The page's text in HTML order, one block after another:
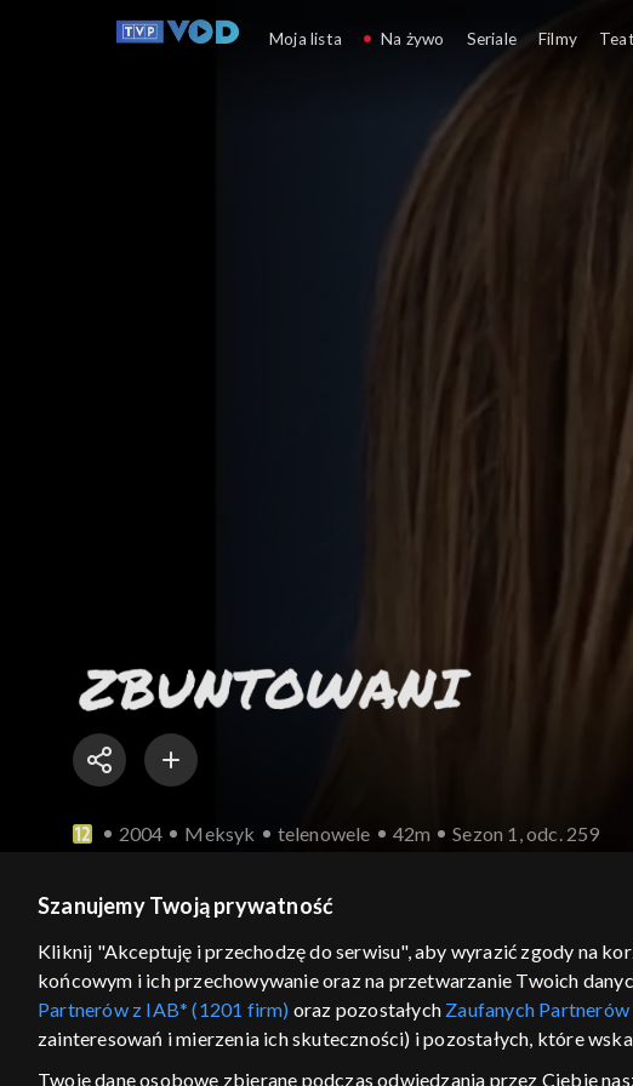
Zbuntowani
2004 Meksyk telenowele 42m Sezon 1, odc. 259
Sezony i odcinki Wybierz
Odcinki
Moja lista Na żywo Seriale Filmy
Szanujemy Twoją prywatność
Kliknij "Akceptuję i przechodzę do serwisu", aby wyrazić zgody na
końcowym i ich przechowywanie oraz na przetwarzanie Twoich
Partnerów z IAB* (1201 firm) oraz pozostałych Zaufanych
zainteresowań i mierzenia ich skuteczności) i pozostałych, które
Twoje dane osobowe zbierane podczas odwiedzania przez Ciebie